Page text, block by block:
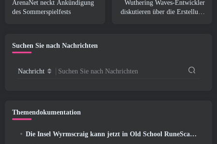
ArenaNet neckt Ankündigung
des Sommerspielfests
Wuthering Waves-Entwickler
diskutieren über die Erstellung
Suchen Sie nach Nachrichten
Nachricht Suchen Sie nach Nachrichten
Themendokumentation
Die Insel Wyrmscraig kann jetzt in Old School RuneScape erkundet werden